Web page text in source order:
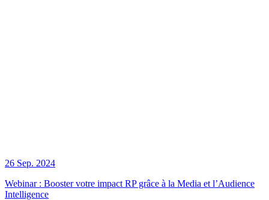
26 Sep. 2024
Webinar : Booster votre impact RP grâce à la Media et l’Audience
Intelligence